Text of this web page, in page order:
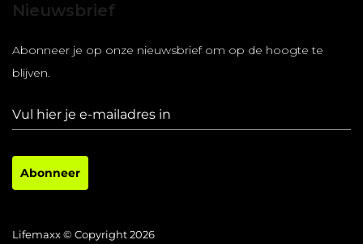
Nieuwsbrief
Abonneer je op onze nieuwsbrief om op de hoogte te
blijven.
Abonneer
Lifemaxx © Copyright 2026